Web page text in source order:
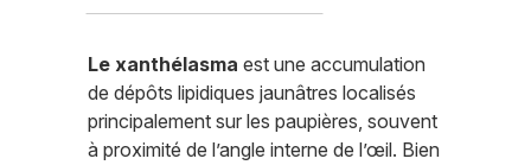
Le xanthélasma est une accumulation
de dépôts lipidiques jaunâtres localisés
principalement sur les paupières, souvent
à proximité de l’angle interne de l’œil. Bien